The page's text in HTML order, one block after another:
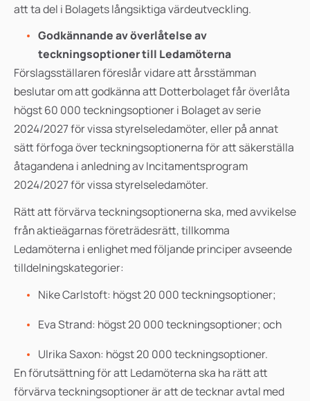
att ta del i Bolagets långsiktiga värdeutveckling.
Godkännande av överlåtelse av
teckningsoptioner till Ledamöterna
Förslagsställaren föreslår vidare att årsstämman
beslutar om att godkänna att Dotterbolaget får överlåta
högst 60 000 teckningsoptioner i Bolaget av serie
2024/2027 för vissa styrelseledamöter, eller på annat
sätt förfoga över teckningsoptionerna för att säkerställa
åtagandena i anledning av Incitamentsprogram
2024/2027 för vissa styrelseledamöter.
Rätt att förvärva teckningsoptionerna ska, med avvikelse
från aktieägarnas företrädesrätt, tillkomma
Ledamöterna i enlighet med följande principer avseende
tilldelningskategorier:
Nike Carlstoft: högst 20 000 teckningsoptioner;
Eva Strand: högst 20 000 teckningsoptioner; och
Ulrika Saxon: högst 20 000 teckningsoptioner.
En förutsättning för att Ledamöterna ska ha rätt att
förvärva teckningsoptioner är att de tecknar avtal med